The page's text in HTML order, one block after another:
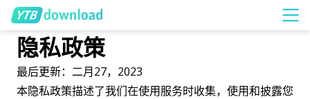
隐私政策
最后更新：二月27，2023
本隐私政策描述了我们在使用服务时收集，使用和披露您